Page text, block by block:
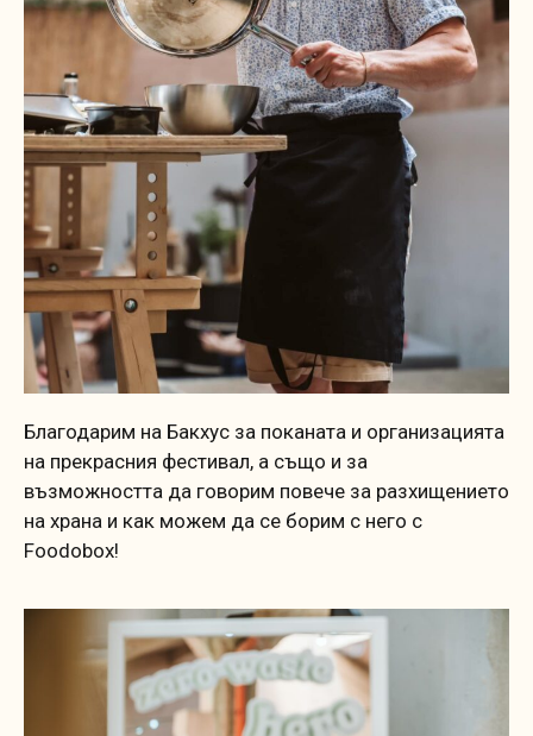
Благодарим на Бакхус за поканата и организацията
на прекрасния фестивал, а също и за
възможността да говорим повече за разхищението
на храна и как можем да се борим с него с
Foodobox!